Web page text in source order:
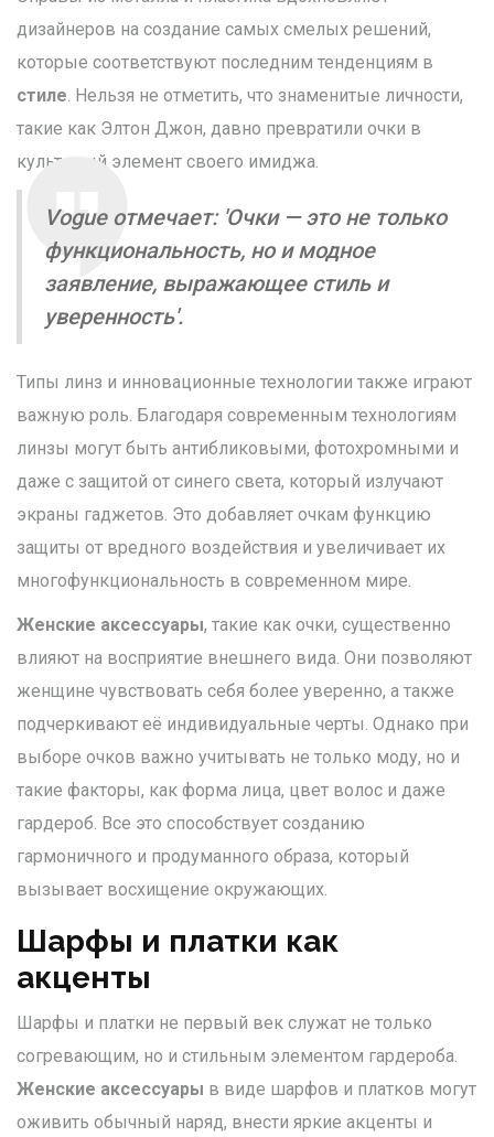
дизайнеров на создание самых смелых решений,
которые соответствуют последним тенденциям в
стиле. Нельзя не отметить, что знаменитые личности,
такие как Элтон Джон, давно превратили очки в
культовый элемент своего имиджа.
Vogue отмечает: 'Очки — это не только
функциональность, но и модное
заявление, выражающее стиль и
уверенность'.
Типы линз и инновационные технологии также играют
важную роль. Благодаря современным технологиям
линзы могут быть антибликовыми, фотохромными и
даже с защитой от синего света, который излучают
экраны гаджетов. Это добавляет очкам функцию
защиты от вредного воздействия и увеличивает их
многофункциональность в современном мире.
Женские аксессуары, такие как очки, существенно
влияют на восприятие внешнего вида. Они позволяют
женщине чувствовать себя более уверенно, а также
подчеркивают её индивидуальные черты. Однако при
выборе очков важно учитывать не только моду, но и
такие факторы, как форма лица, цвет волос и даже
гардероб. Все это способствует созданию
гармоничного и продуманного образа, который
вызывает восхищение окружающих.
Шарфы и платки как
акценты
Шарфы и платки не первый век служат не только
согревающим, но и стильным элементом гардероба.
Женские аксессуары в виде шарфов и платков могут
оживить обычный наряд, внести яркие акценты и